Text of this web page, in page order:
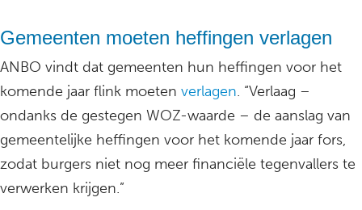
Gemeenten moeten heffingen verlagen
ANBO vindt dat gemeenten hun heffingen voor het
komende jaar flink moeten verlagen. “Verlaag –
ondanks de gestegen WOZ-waarde – de aanslag van
gemeentelijke heffingen voor het komende jaar fors,
zodat burgers niet nog meer financiële tegenvallers te
verwerken krijgen.”